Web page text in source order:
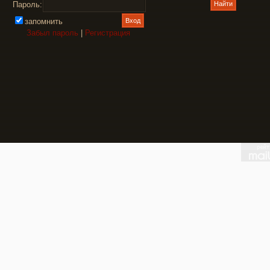
Пароль:
запомнить
Забыл пароль
Регистрация